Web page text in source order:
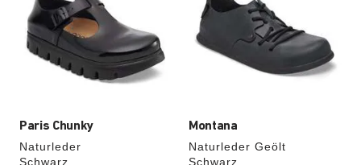
Paris Chunky
Naturleder
Schwarz
Farben
werden
die
Produktbilder
aktualisiert.
Montana
Naturleder Geölt
Schwarz
Farben
werden
die
Produktbilder
aktualisiert.